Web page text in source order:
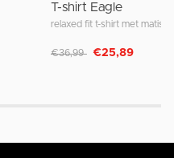
T-shirt Eagle
relaxed fit t-shirt met
Afgeprijsd van
€36,99 naar
€25,89